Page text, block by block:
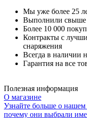
Мы уже более 25
Выполнили свыше
Более 10 000
Контракты с
снаряжения
Всегда в наличии
Гарантия на все
Полезная информация
О магазине
Узнайте больше о
почему они выбрали